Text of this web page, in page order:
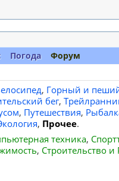
Погода
Форум
, Горный и
бег,
, Путешествия,
, Прочее.
техника,
, Строительство и